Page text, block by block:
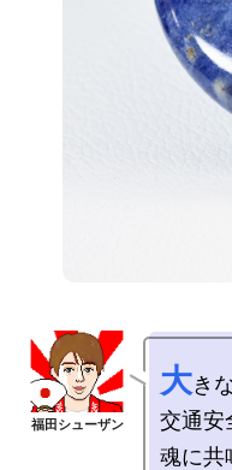
大き
交通安
魂に共